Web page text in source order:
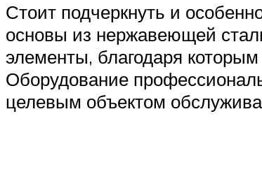
Стоит подчеркнуть и
основы из нержавеющей
элементы, благодаря
Оборудование
целевым объектом